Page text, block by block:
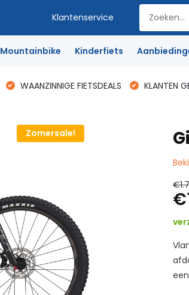
Klantenservice
Mountainbike Kinderfiets
WAANZINNIGE FIETSDEALS KLANTEN
Zomersale!